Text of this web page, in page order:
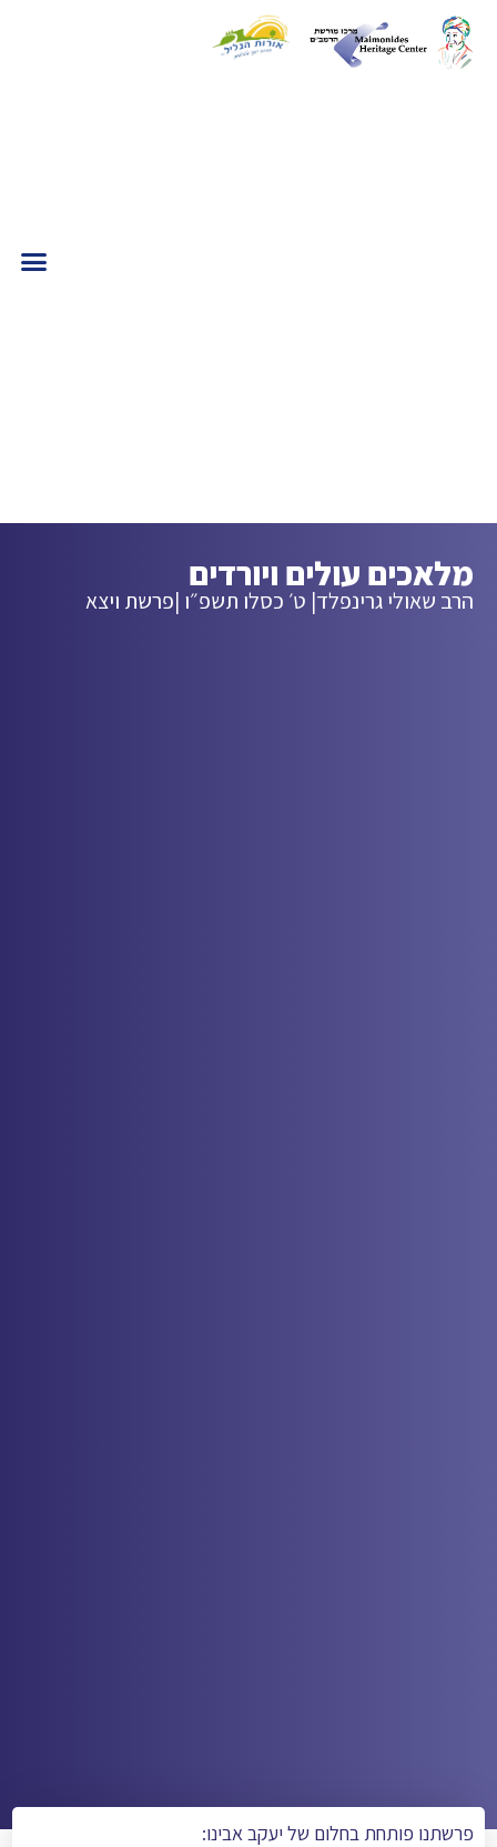
מלאכים עולים ויורדים
הרב שאולי גרינפלד| ט׳ כסלו תשפ״ו |פרשת ויצא
פרשתנו פותחת בחלום של יעקב אבינו: